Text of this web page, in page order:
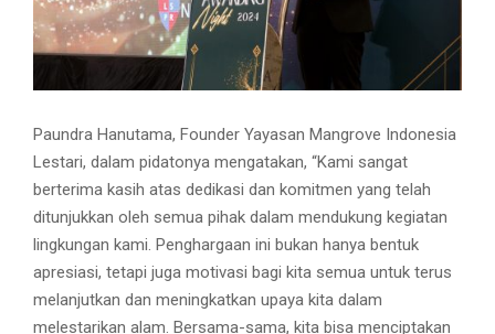
Paundra Hanutama, Founder Yayasan Mangrove Indonesia
Lestari, dalam pidatonya mengatakan, “Kami sangat
berterima kasih atas dedikasi dan komitmen yang telah
ditunjukkan oleh semua pihak dalam mendukung kegiatan
lingkungan kami. Penghargaan ini bukan hanya bentuk
apresiasi, tetapi juga motivasi bagi kita semua untuk terus
melanjutkan dan meningkatkan upaya kita dalam
melestarikan alam. Bersama-sama, kita bisa menciptakan